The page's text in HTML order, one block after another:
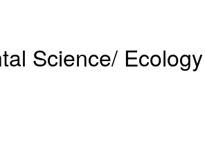
Science/ Ecology